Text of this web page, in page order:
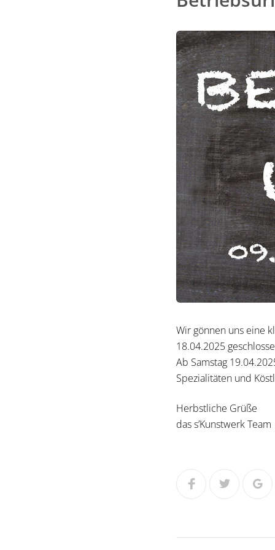
Wir gönnen uns eine
18.04.2025
Ab Samstag
Spezialitäten und
Herbstliche Grüße
das s’Kunstwerk Team